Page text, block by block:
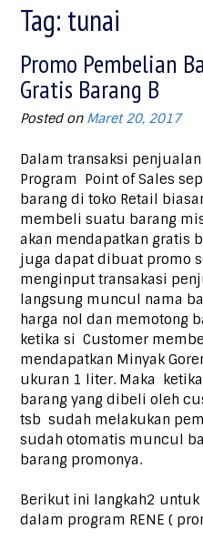
Tag: tunai
Promo Pembelian
Gratis Barang B
Posted on Maret 20, 2017
Dalam transaksi
Program Point of Sales
barang di toko Retail
membeli suatu barang
akan mendapatkan gratis
juga dapat dibuat promo
menginput transakasi
langsung muncul nama
harga nol dan memotong
ketika si Customer
mendapatkan Minyak
ukuran 1 liter. Maka
barang yang dibeli oleh
tsb sudah melakukan
sudah otomatis muncul
barang promonya.
Berikut ini langkah2
dalam program RENE (